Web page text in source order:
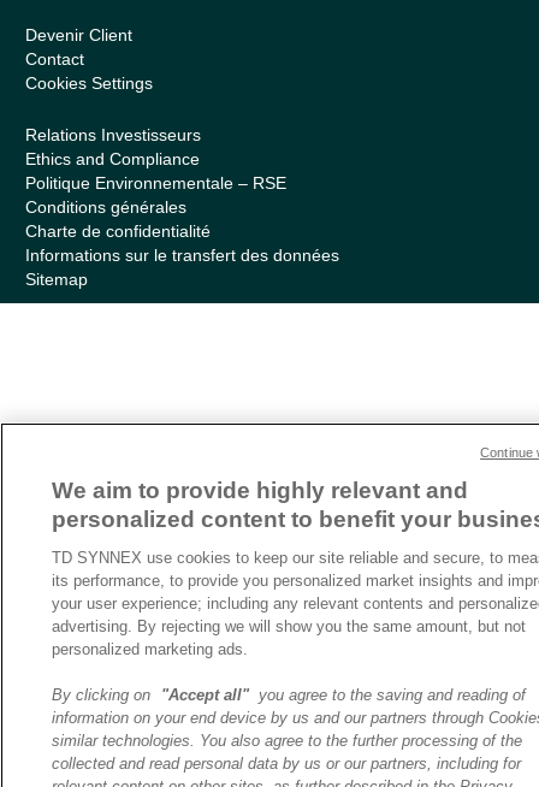
Devenir Client
Contact
Cookies Settings
Relations Investisseurs
Ethics and Compliance
Politique Environnementale – RSE
Conditions générales
Charte de confidentialité
Informations sur le transfert des données
Sitemap
We aim to provide highly relevant and
personalized content to benefit your
TD SYNNEX use cookies to keep our site reliable and secure, to
its performance, to provide you personalized market insights and
your user experience; including any relevant contents and
advertising. By rejecting we will show you the same amount, but not
personalized marketing ads.
By clicking on "Accept all"you agree to the saving and reading of
information on your end device by us and our partners through
similar technologies. You also agree to the further processing of the
collected and read personal data by us or our partners, including for
Continue